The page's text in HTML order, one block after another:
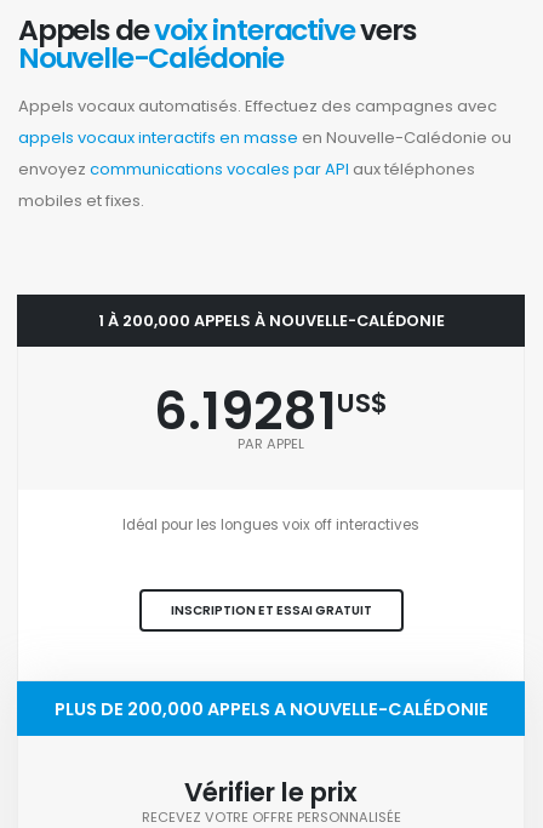
Appels devoix interactivevers
Nouvelle-Calédonie
Appels vocaux automatisés. Effectuez des campagnes avec
appels vocaux interactifs en masse en Nouvelle-Calédonie ou
envoyez communications vocales par API aux téléphones
mobiles et fixes.
1 À 200,000 APPELS À NOUVELLE-CALÉDONIE
6.19281US$
PAR APPEL
Idéal pour les longues voix off interactives
INSCRIPTION ET ESSAI GRATUIT
PLUS DE 200,000 APPELS A NOUVELLE-CALÉDONIE
Vérifier le prix
RECEVEZ VOTRE OFFRE PERSONNALISÉE